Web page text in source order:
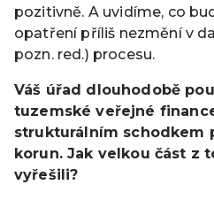
pozitivně. A uvidíme, co
opatření příliš nezmění v
pozn. red.) procesu.
Váš úřad dlouhodobě
tuzemské veřejné
strukturálním schodkem
korun. Jak velkou část z
vyřešili?